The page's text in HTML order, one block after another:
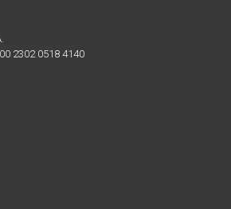
2302 0518 4140